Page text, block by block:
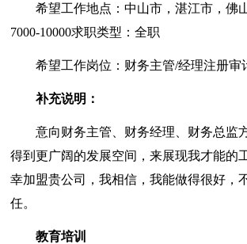
希望工作地点：中山市，湛江市，佛山
7000-10000求职类型：全职
希望工作岗位：财务主管/经理注册审
补充说明：
意向财务主管、财务经理、财务总监
得到更广阔的发展空间，来展现我才能的
幸加盟贵公司，我相信，我能做得很好，
任。
教育培训